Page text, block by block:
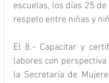
escuelas, los días 25
respeto entre niñas y
El 8.- Capacitar y
labores con
la Secretaría de